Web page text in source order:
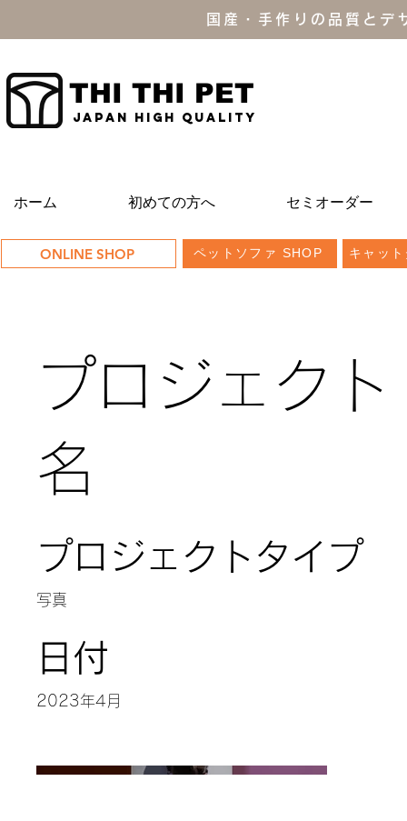
国産・手作りの品質と
THI THI PET
JAPAN high quality
ホーム 初めての方へ セミオーダー
ONLINE SHOP ペットソファ SHOP キャッ
プロジェクト
名
プロジェクトタイプ
写真
日付
2023年4月